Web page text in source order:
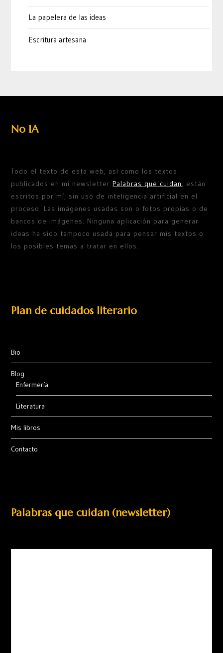
La papelera de las ideas
Escritura artesana
No IA
Todo el texto de esta web, así como los textos
publicados en mi newsletterPalabras que cuidan, están
escritos por mí, sin uso de inteligencia artificial en el
proceso. Las imágenes usadas son o fotos propias o de
bancos de imágenes. Ninguna aplicación para generar
ideas ha sido tampoco usada para pensar mis textos o
los posibles temas a tratar en ellos.
Plan de cuidados literario
Bio
Blog
Enfermería
Literatura
Mis libros
Contacto
Palabras que cuidan (newsletter)